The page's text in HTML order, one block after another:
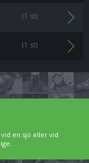
(1 st)
(1 st)
en sjö eller vid